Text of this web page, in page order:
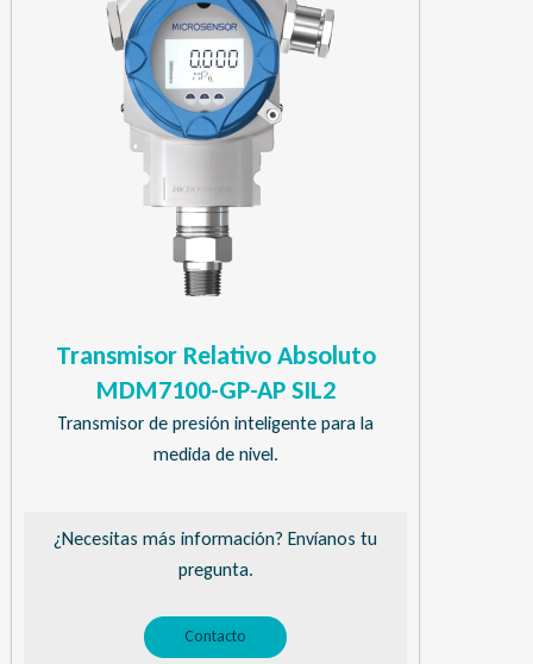
Transmisor Relativo Absoluto
MDM7100-GP-AP SIL2
Transmisor de presión inteligente para la
medida de nivel.
¿Necesitas más información? Envíanos tu
pregunta.
Contacto